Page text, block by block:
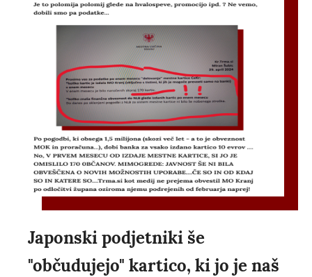
Japonski podjetniki še
"občudujejo" kartico, ki jo je naš